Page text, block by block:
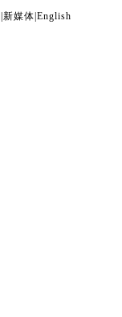
新媒体 English